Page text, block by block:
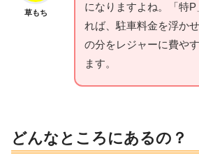
草もち
になりますよね。「特
れば、駐車料金を浮か
の分をレジャーに費や
ます。
どんなところにあるの？